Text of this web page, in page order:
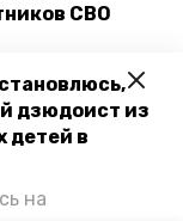
дзюдоист из
детей в
на
СВО